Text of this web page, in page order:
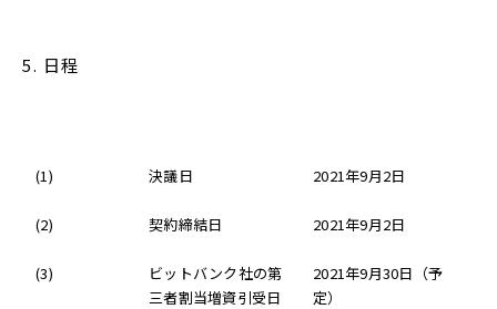
5. 日程
(1) 決議日 2021年9月2日
(2) 契約締結日 2021年9月2日
(3)
ビットバンク社の第
三者割当増資引受日
2021年9月30日（予
定）